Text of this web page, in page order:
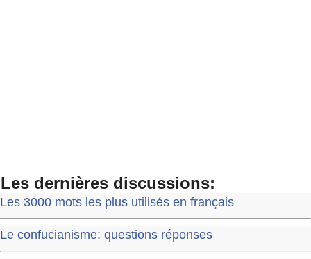
Les dernières discussions:
Les 3000 mots les plus utilisés en français
Le confucianisme: questions réponses